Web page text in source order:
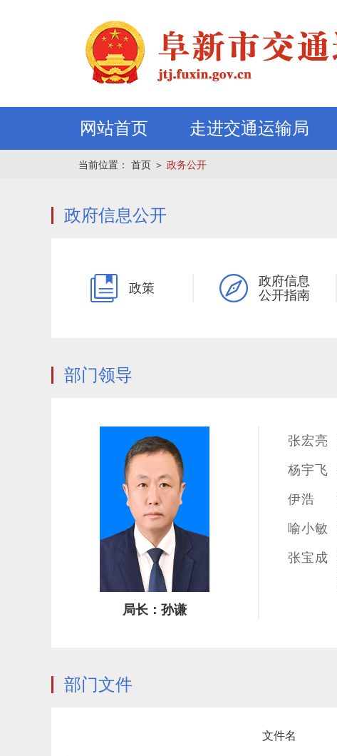
网站首页 走进交通运输局
当前位置： 首页 ＞ 政务公开
政府信息公开
政策
政府信息
公开指南
部门领导
局长：孙谦
张宏亮
杨宇飞
伊浩
喻小敏
张宝成
部门文件
文件名